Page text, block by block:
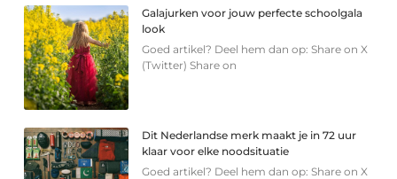
Galajurken voor jouw perfecte schoolgala
look
Goed artikel? Deel hem dan op: Share on X
(Twitter) Share on
Dit Nederlandse merk maakt je in 72 uur
klaar voor elke noodsituatie
Goed artikel? Deel hem dan op: Share on X